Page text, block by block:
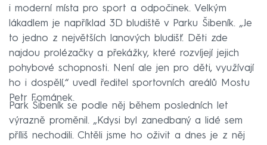
i moderní místa pro sport a odpočinek. Velkým
lákadlem je například 3D bludiště v Parku Šibeník. „Je
to jedno z největších lanových bludišť. Děti zde
najdou prolézačky a překážky, které rozvíjejí jejich
pohybové schopnosti. Není ale jen pro děti, využívají
ho i dospělí,“ uvedl ředitel sportovních areálů Mostu
Petr Fománek.
Park Šibeník se podle něj během posledních let
výrazně proměnil. „Kdysi byl zanedbaný a lidé sem
příliš nechodili. Chtěli jsme ho oživit a dnes je z něj